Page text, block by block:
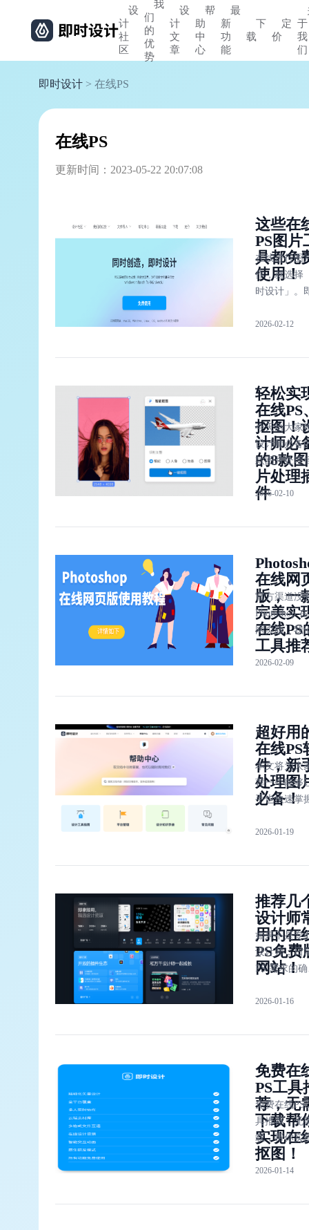
设
计
社
区
我
们
的
优
势
设
计
文
章
帮
助
中
心
最
新
功
能
下
载
定
价
于
我
们
即时设计 > 在线PS
在线PS
更新时间：2023-05-22 20:07:08
这些在
PS图片
具都免
使用！
在线进行图
作，就选择
时设计」。
设计工具，
按需进行安
作，浏览器
便可运行，
成内存负担
2026-02-12
轻松实
在线PS
抠图！
计师必
的8款图
片处理
件
今天给大家
设计师必备
款图片处理
件，操作简
但效果很好
现在线PS、
2026-02-10
在线网
版，一
完美实
在线PS
工具推
官方渠道没
Photoshop
网页版，我
可以找到一
盖
能的在线软
现在线PS的
具推荐。
2026-02-09
超好用
在线PS
件，新
处理图
必备！
本文将为大
荐一个能够
手也快速掌
「即时设计
工具，操作
需要几分钟
掌握，新手
图片必备！
来将对「即
计」的功能
介绍。
2026-01-19
推荐几
设计师
用的在
PS免费
网站！
如果不是专
设计师，日
PS 需求的
Photoshop。
线PS免费版
Pixlr、
Fotor，总会
一款能满足
需求。
2026-01-16
免费在
PS工具
荐，无
下载帮
实现在
抠图！
免费在线PS
具推荐，无
载，帮你实
线抠图！许
希望有一个
出现，既能
2026-01-14